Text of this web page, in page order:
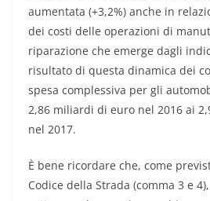
aumentata (+3,2%) anche in
dei costi delle operazioni di
riparazione che emerge dagli
risultato di questa dinamica dei
spesa complessiva per gli
2,86 miliardi di euro nel 2016 ai
nel 2017.
È bene ricordare che, come
Codice della Strada (comma 3 e